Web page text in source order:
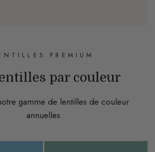
PREMIUM
par couleur
gamme de lentilles de couleur
annuelles